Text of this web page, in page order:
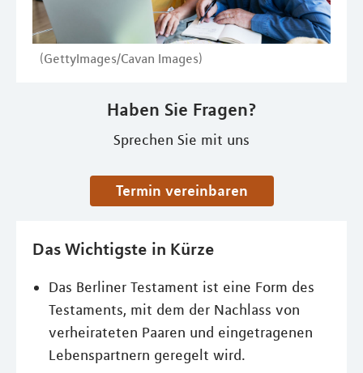
(GettyImages/Cavan Images)
Haben Sie Fragen?
Sprechen Sie mit uns
Termin vereinbaren
Das Wichtigste in Kürze
Das Berliner Testament ist eine Form des
Testaments, mit dem der Nachlass von
verheirateten Paaren und eingetragenen
Lebenspartnern geregelt wird.